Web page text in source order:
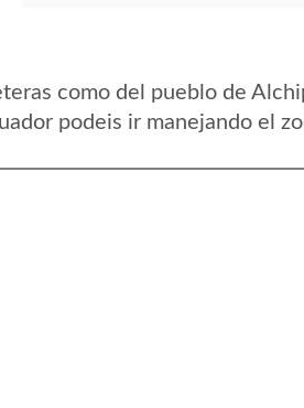
como del pueblo de
podeis ir manejando el